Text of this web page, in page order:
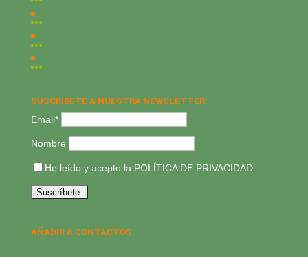
SUSCRÍBETE A NUESTRA NEWSLETTER:
Email*
Nombre
He leído y acepto la POLÍTICA DE PRIVACIDAD
AÑADIR A CONTACTOS: